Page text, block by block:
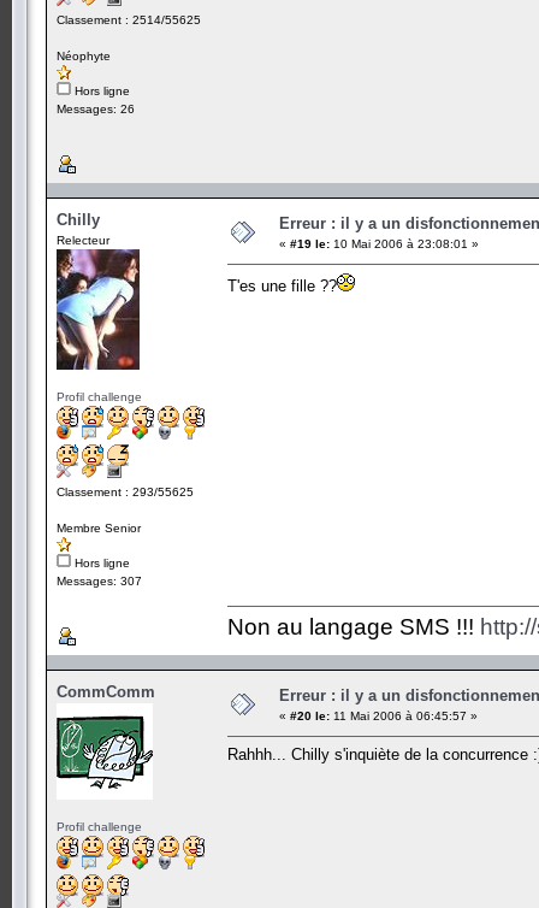
Classement : 2514/55625
Néophyte
Hors ligne
Messages: 26
Chilly
Relecteur
Profil challenge
Classement : 293/55625
Membre Senior
Hors ligne
Messages: 307
Erreur : il y a un
« #19 le: 10 Mai 2006 à 23:08:01 »
T'es une fille ??
Non au langage SMS !!!
CommComm
Profil challenge
Erreur : il y a un
« #20 le: 11 Mai 2006 à 06:45:57 »
Rahhh... Chilly s'inquiète de la concurrence